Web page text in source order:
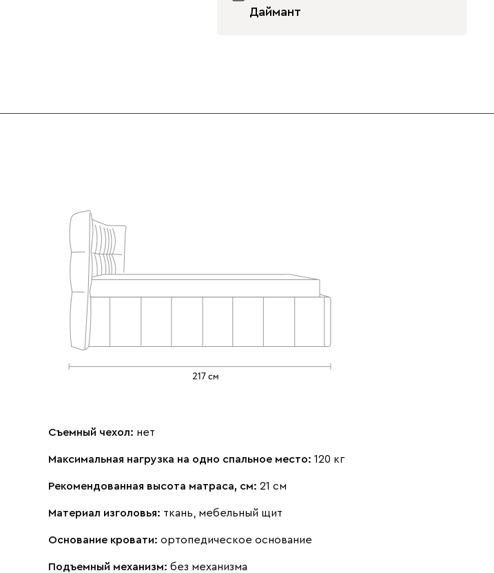
Изумруд
Светло-
Серый Синий
(Mustard)
Даймант
Съемный чехол: нет
Максимальная нагрузка на одно спальное место: 120 кг
Рекомендованная высота матраса, см: 21 см
Материал изголовья: ткань, мебельный щит
Основание кровати: ортопедическое основание
Подъемный механизм: без механизма